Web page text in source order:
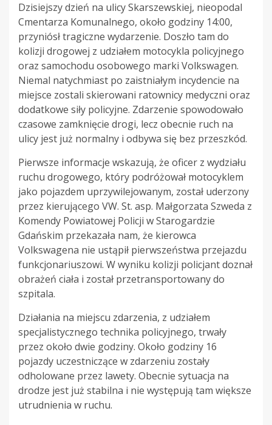
Dzisiejszy dzień na ulicy Skarszewskiej, nieopodal
Cmentarza Komunalnego, około godziny 14:00,
przyniósł tragiczne wydarzenie. Doszło tam do
kolizji drogowej z udziałem motocykla policyjnego
oraz samochodu osobowego marki Volkswagen.
Niemal natychmiast po zaistniałym incydencie na
miejsce zostali skierowani ratownicy medyczni oraz
dodatkowe siły policyjne. Zdarzenie spowodowało
czasowe zamknięcie drogi, lecz obecnie ruch na
ulicy jest już normalny i odbywa się bez przeszkód.
Pierwsze informacje wskazują, że oficer z wydziału
ruchu drogowego, który podróżował motocyklem
jako pojazdem uprzywilejowanym, został uderzony
przez kierującego VW. St. asp. Małgorzata Szweda z
Komendy Powiatowej Policji w Starogardzie
Gdańskim przekazała nam, że kierowca
Volkswagena nie ustąpił pierwszeństwa przejazdu
funkcjonariuszowi. W wyniku kolizji policjant doznał
obrażeń ciała i został przetransportowany do
szpitala.
Działania na miejscu zdarzenia, z udziałem
specjalistycznego technika policyjnego, trwały
przez około dwie godziny. Około godziny 16
pojazdy uczestniczące w zdarzeniu zostały
odholowane przez lawety. Obecnie sytuacja na
drodze jest już stabilna i nie występują tam większe
utrudnienia w ruchu.